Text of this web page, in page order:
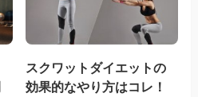
スクワットダイエットの
効果的なやり方はコレ！